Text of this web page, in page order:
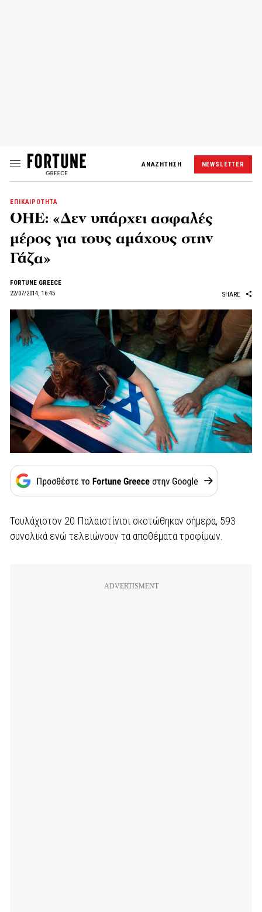
ΑΝΑΖΗΤΗΣΗ NEWSLETTER
ΕΠΙΚΑΙΡΟΤΗΤΑ
OHE: «Δεν υπάρχει ασφαλές
μέρος για τους αμάχους στην
Γάζα»
FORTUNE GREECE
22/07/2014, 16:45
SHARE
Τουλάχιστον 20 Παλαιστίνιοι σκοτώθηκαν σήμερα, 593
συνολικά ενώ τελειώνουν τα αποθέματα τροφίμων.